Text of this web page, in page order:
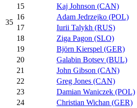
35
15
Kaj Johnson (CAN)
16
Adam Jedrzejko (POL)
17
Iurii Talykh (RUS)
18
Ziga Pagon (SLO)
19
Björn Kierspel (GER)
20
Galabin Botsev (BUL)
21
John Gibson (CAN)
22
Greg Jones (CAN)
23
Damian Waniczek (POL)
24
Christian Wichan (GER)